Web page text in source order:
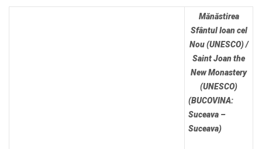
Mănăstirea
Sfântul Ioan cel
Nou (UNESCO) /
Saint Joan the
New Monastery
(UNESCO)
(BUCOVINA:
Suceava –
Suceava)